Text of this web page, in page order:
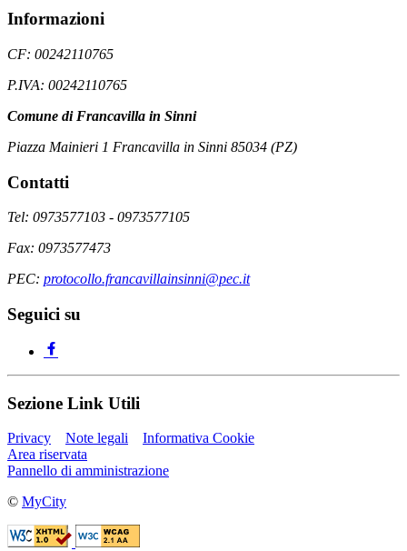
Informazioni
CF: 00242110765
P.IVA: 00242110765
Comune di Francavilla in Sinni
Piazza Mainieri 1 Francavilla in Sinni 85034 (PZ)
Contatti
Tel: 0973577103 - 0973577105
Fax: 0973577473
PEC: protocollo.francavillainsinni@pec.it
Seguici su
Sezione Link Utili
Privacy Note legali
Informativa Cookie
Area riservata
Pannello di amministrazione
© MyCity